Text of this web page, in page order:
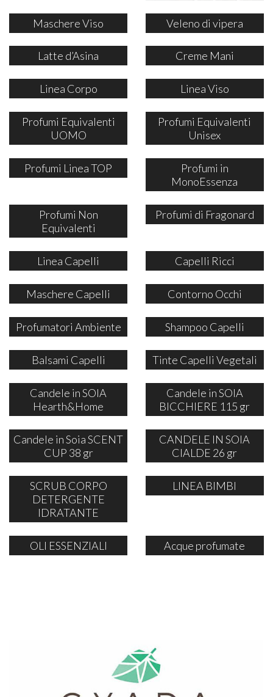
Maschere Viso Veleno di vipera
Latte d’Asina Creme Mani
Linea Corpo Linea Viso
Profumi Equivalenti
UOMO
Profumi Equivalenti
Unisex
Profumi Linea TOP
Profumi in
MonoEssenza
Profumi Non
Equivalenti
Profumi di Fragonard
Linea Capelli Capelli Ricci
Maschere Capelli Contorno Occhi
Profumatori Ambiente Shampoo Capelli
Balsami Capelli Tinte Capelli Vegetali
Candele in SOIA
Hearth&Home
Candele in SOIA
BICCHIERE 115 gr
Candele in Soia SCENT
CUP 38 gr
CANDELE IN SOIA
CIALDE 26 gr
SCRUB CORPO
DETERGENTE
IDRATANTE
LINEA BIMBI
OLI ESSENZIALI Acque profumate